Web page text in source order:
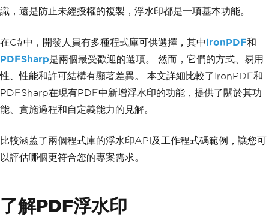
識，還是防止未經授權的複製，浮水印都是一項基本功能。
在C#中，開發人員有多種程式庫可供選擇，其中IronPDF和
PDFSharp是兩個最受歡迎的選項。 然而，它們的方式、易用
性、性能和許可結構有顯著差異。 本文詳細比較了IronPDF和
PDFSharp在現有PDF中新增浮水印的功能，提供了關於其功
能、實施過程和自定義能力的見解。
比較涵蓋了兩個程式庫的浮水印API及工作程式碼範例，讓您可
以評估哪個更符合您的專案需求。
了解PDF浮水印